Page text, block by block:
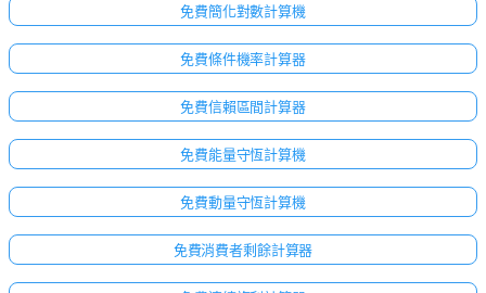
免費簡化對數計算機
免費條件機率計算器
免費信賴區間計算器
免費能量守恆計算機
免費動量守恆計算機
免費消費者剩餘計算器